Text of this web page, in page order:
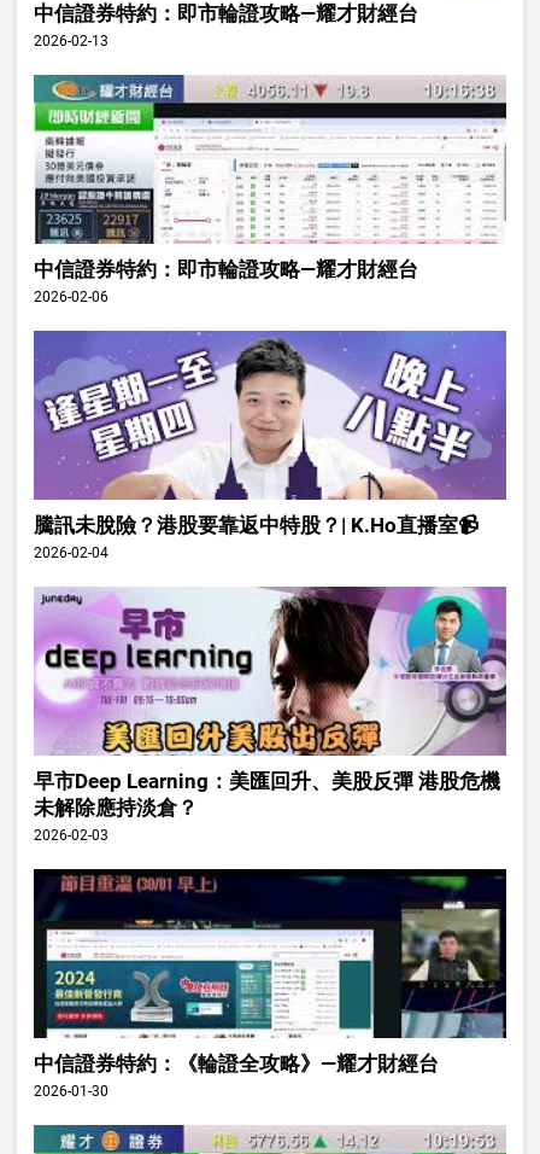
中信證券特約：即市輪證攻略—耀才財經台
2026-02-13
中信證券特約：即市輪證攻略—耀才財經台
2026-02-06
騰訊未脫險？港股要靠返中特股？| K.Ho直播室📹
2026-02-04
早市Deep Learning：美匯回升、美股反彈 港股危機
未解除應持淡倉？
2026-02-03
中信證券特約：《輪證全攻略》—耀才財經台
2026-01-30